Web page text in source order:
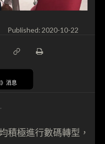
Published: 2020-10-22
消息
積極進行數碼轉型，